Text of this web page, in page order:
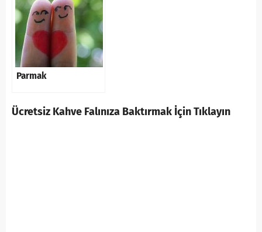
Parmak
Ücretsiz Kahve Falınıza Baktırmak İçin Tıklayın